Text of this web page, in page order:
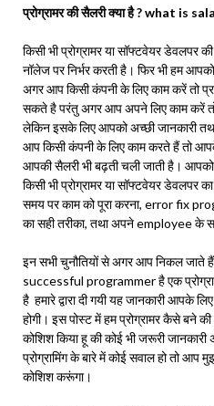
प्रोग्रामर की सैलरी क्या है ? what is
किसी भी प्रोग्रामर या सॉफ्टवेयर डेवलपर
नॉलेज पर निर्भर करती है। फिर भी हम
अगर आप किसी कंपनी के लिए काम करें तो
सकते है परंतु अगर आप अपने लिए काम करें
लेकिन इसके लिए आपको अच्छी जानकारी
आप किसी कंपनी के लिए काम करते हैं तो
आपकी सैलरी भी बढ़ती चली जाती है। आपको
किसी भी प्रोग्रामर या सॉफ्टवेयर डेवलपर
समय पर काम को पूरा करना, error fix
का सही तरीका, तथा अपने employee के
इन सभी चुनौतियों से अगर आप निकल
successful programmer है एक
है हमारे द्वारा दी गयी यह जानकारी आपके
होगी। इस पोस्ट में हम प्रोग्रामर कैसे बने की
कोशिश किया हू की कोई भी जरूरी
प्रोग्रामिंग के बारे में कोई सवाल हो तो
कोशिश करूंगा।